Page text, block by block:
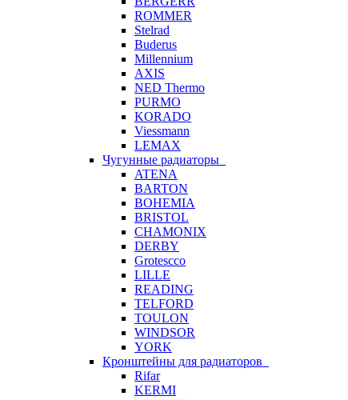
ROMMER
Stelrad
Buderus
Millennium
AXIS
NED Thermo
PURMO
KORADO
Viessmann
LEMAX
Чугунные радиаторы
ATENA
BARTON
BOHEMIA
BRISTOL
CHAMONIX
DERBY
Grotescco
LILLE
READING
TELFORD
TOULON
WINDSOR
YORK
Кронштейны для радиаторов
Rifar
KERMI